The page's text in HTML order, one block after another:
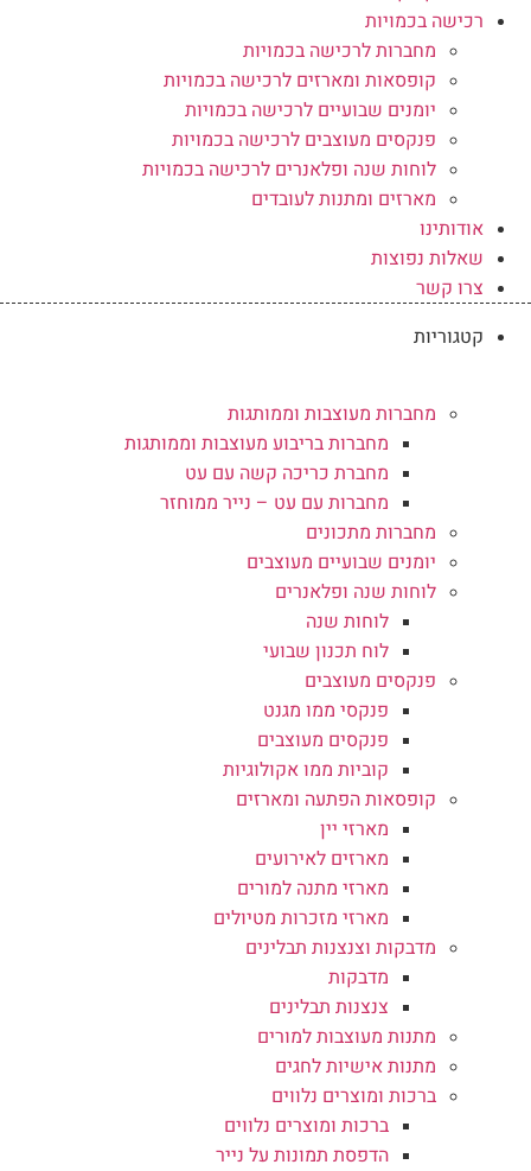
רכישה בכמויות
מחברות לרכישה בכמויות
קופסאות ומארזים לרכישה בכמויות
יומנים שבועיים לרכישה בכמויות
פנקסים מעוצבים לרכישה בכמויות
לוחות שנה ופלאנרים לרכישה בכמויות
מארזים ומתנות לעובדים
אודותינו
שאלות נפוצות
צרו קשר
קטגוריות
מחברות מעוצבות וממותגות
מחברות בריבוע מעוצבות וממותגות
מחברת כריכה קשה עם עט
מחברות עם עט – נייר ממוחזר
מחברות מתכונים
יומנים שבועיים מעוצבים
לוחות שנה ופלאנרים
לוחות שנה
לוח תכנון שבועי
פנקסים מעוצבים
פנקסי ממו מגנט
פנקסים מעוצבים
קוביות ממו אקולוגיות
קופסאות הפתעה ומארזים
מארזי יין
מארזים לאירועים
מארזי מתנה למורים
מארזי מזכרות מטיולים
מדבקות וצנצנות תבלינים
מדבקות
צנצנות תבלינים
מתנות מעוצבות למורים
מתנות אישיות לחגים
ברכות ומוצרים נלווים
ברכות ומוצרים נלווים
הדפסת תמונות על נייר